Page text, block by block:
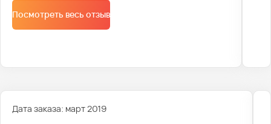
Посмотреть весь отзыв
Дата заказа: март 2019